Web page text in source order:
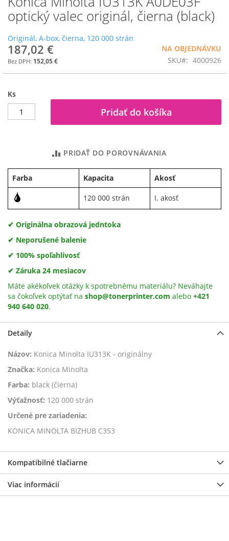
optický valec originál, čierna (black)
Originál, A-box, čierna, 120 000 strán
187,02 €
152,05 €
NA OBJEDNÁVKU
SKU
4000926
Ks
Pridať do košíka
PRIDAŤ DO POROVNÁVANIA
Farba Kapacita Akosť
120 000 strán I. akosť
✔ Originálna obrazová jedntoka
✔ Neporušené balenie
✔ 100% spoľahlivosť
✔ Záruka 24 mesiacov
Máte akékoľvek otázky k spotrebnému materiálu? Neváhajte
sa čokoľvek optýtať na shop@tonerprinter.com alebo +421
940 640 020.
na
začiatok
obrázkov
Detaily
Názov: Konica Minolta IU313K - originálny
Značka: Konica Minolta
Farba: black (čierna)
Výťažnosť: 120 000 strán
Určené pre zariadenia:
KONICA MINOLTA BIZHUB C353
Kompatibilné tlačiarne
Viac informácií